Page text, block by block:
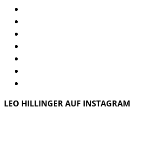
LEO HILLINGER AUF INSTAGRAM